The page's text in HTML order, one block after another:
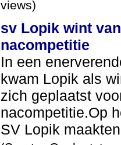
views)
sv Lopik wint
nacompetitie
In een
kwam Lopik als
zich geplaatst
nacompetitie.Op
SV Lopik